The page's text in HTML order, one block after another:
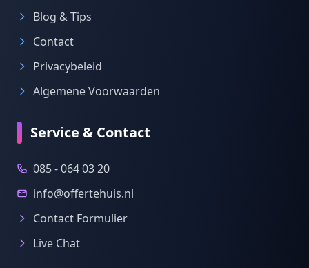
Blog & Tips
Contact
Privacybeleid
Algemene Voorwaarden
Service & Contact
085 - 064 03 20
info@offertehuis.nl
Contact Formulier
Live Chat